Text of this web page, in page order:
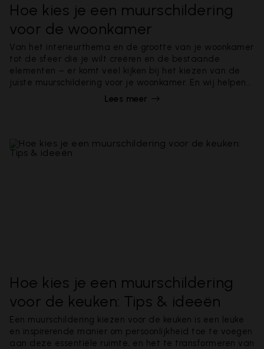
Hoe kies je een muurschildering
voor de woonkamer
Van het interieurthema en de grootte van je woonkamer
tot de sfeer die je wilt creëren en de bestaande
elementen – er komt veel kijken bij het kiezen van de
juiste muurschildering voor je woonkamer. En wij helpen
Lees meer
Hoe kies je een muurschildering
voor de keuken: Tips & ideeën
Een muurschildering kiezen voor de keuken is een leuke
en inspirerende manier om persoonlijkheid toe te voegen
aan deze essentiële ruimte, en het te transformeren van